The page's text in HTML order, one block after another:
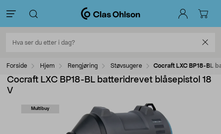
Forside Hjem Rengjøring Støvsugere Cocraft LXC BP18-BL
Cocraft LXC BP18-BL batteridrevet blåsepistol 18
V
Multibuy